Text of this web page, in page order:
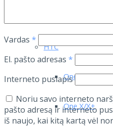
HTC
One
One X/X+
Vardas *
El. pašto adresas *
Interneto puslapis
Noriu savo interneto
pašto adresą ir interneto
iš naujo, kai kitą kartą vėl